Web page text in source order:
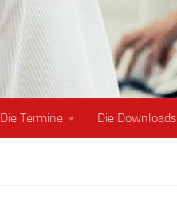
Die Termine Die Downloads